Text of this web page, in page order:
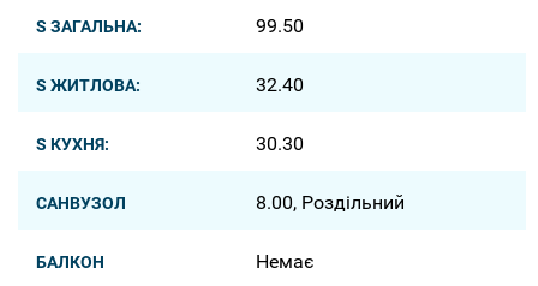
S ЗАГАЛЬНА: 99.50
S ЖИТЛОВА: 32.40
S КУХНЯ: 30.30
САНВУЗОЛ 8.00, Роздільний
БАЛКОН Немає